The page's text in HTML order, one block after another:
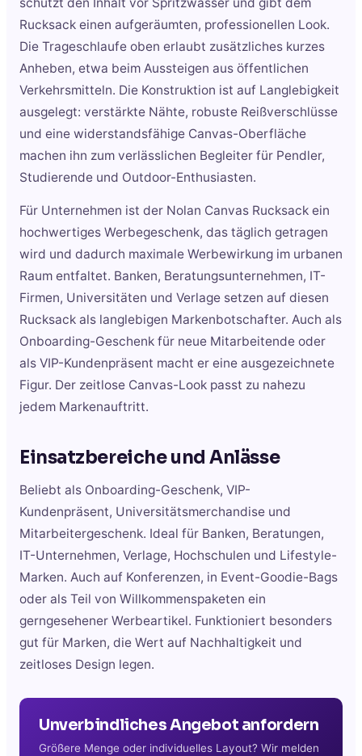
Rucksack einen aufgeräumten, professionellen Look.
Die Trageschlaufe oben erlaubt zusätzliches kurzes
Anheben, etwa beim Aussteigen aus öffentlichen
Verkehrsmitteln. Die Konstruktion ist auf Langlebigkeit
ausgelegt: verstärkte Nähte, robuste Reißverschlüsse
und eine widerstandsfähige Canvas-Oberfläche
machen ihn zum verlässlichen Begleiter für Pendler,
Studierende und Outdoor-Enthusiasten.
Für Unternehmen ist der Nolan Canvas Rucksack ein
hochwertiges Werbegeschenk, das täglich getragen
wird und dadurch maximale Werbewirkung im urbanen
Raum entfaltet. Banken, Beratungsunternehmen, IT-
Firmen, Universitäten und Verlage setzen auf diesen
Rucksack als langlebigen Markenbotschafter. Auch als
Onboarding-Geschenk für neue Mitarbeitende oder
als VIP-Kundenpräsent macht er eine ausgezeichnete
Figur. Der zeitlose Canvas-Look passt zu nahezu
jedem Markenauftritt.
Einsatzbereiche und Anlässe
Beliebt als Onboarding-Geschenk, VIP-
Kundenpräsent, Universitätsmerchandise und
Mitarbeitergeschenk. Ideal für Banken, Beratungen,
IT-Unternehmen, Verlage, Hochschulen und Lifestyle-
Marken. Auch auf Konferenzen, in Event-Goodie-Bags
oder als Teil von Willkommenspaketen ein
gerngesehener Werbeartikel. Funktioniert besonders
gut für Marken, die Wert auf Nachhaltigkeit und
zeitloses Design legen.
Unverbindliches Angebot anfordern
Größere Menge oder individuelles Layout? Wir melden